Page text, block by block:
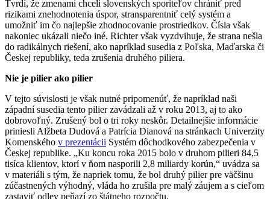
Tvrdí, že zmenami chceli slovenských sporiteľov chrániť pred
rizikami znehodnotenia úspor, stransparentniť celý systém a
umožniť im čo najlepšie zhodnocovanie prostriedkov. Čísla však
nakoniec ukázali niečo iné. Richter však vyzdvihuje, že strana nešla
do radikálnych riešení, ako napríklad susedia z Poľska, Maďarska či
Českej republiky, teda zrušenia druhého piliera.
Nie je pilier ako pilier
V tejto súvislosti je však nutné pripomenúť, že napríklad naši
západní susedia tento pilier zavádzali až v roku 2013, aj to ako
dobrovoľný. Zrušený bol o tri roky neskôr. Detailnejšie informácie
priniesli Alžbeta Dudová a Patrícia Dianová na stránkach Univerzity
Komenského v prezentácii Systém dôchodkového zabezpečenia v
Českej republike. „Ku koncu roka 2015 bolo v druhom pilieri 84,5
tisíca klientov, ktorí v ňom nasporili 2,8 miliardy korún,“ uvádza sa
v materiáli s tým, že napriek tomu, že bol druhý pilier pre väčšinu
zúčastnených výhodný, vláda ho zrušila pre malý záujem a s cieľom
zastaviť odlev peňazí zo štátneho rozpočtu.